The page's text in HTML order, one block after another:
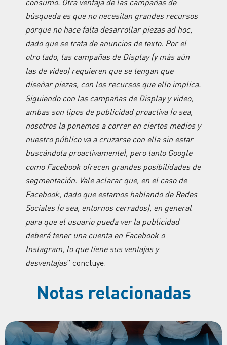
consumo. Otra ventaja de las campañas de
búsqueda es que no necesitan grandes recursos
porque no hace falta desarrollar piezas ad hoc,
dado que se trata de anuncios de texto. Por el
otro lado, las campañas de Display (y más aún
las de video) requieren que se tengan que
diseñar piezas, con los recursos que ello implica.
Siguiendo con las campañas de Display y video,
ambas son tipos de publicidad proactiva (o sea,
nosotros la ponemos a correr en ciertos medios y
nuestro público va a cruzarse con ella sin estar
buscándola proactivamente), pero tanto Google
como Facebook ofrecen grandes posibilidades de
segmentación. Vale aclarar que, en el caso de
Facebook, dado que estamos hablando de Redes
Sociales (o sea, entornos cerrados), en general
para que el usuario pueda ver la publicidad
deberá tener una cuenta en Facebook o
Instagram, lo que tiene sus ventajas y
desventajas” concluye.
Notas relacionadas